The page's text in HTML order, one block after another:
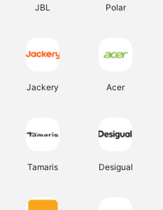
JBL Polar
Jackery Acer
Tamaris Desigual